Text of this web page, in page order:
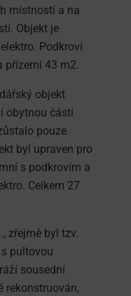
místností a na
Objekt je
Podkroví
přízemí 43 m2.
objekt
obytnou částí
pouze
byl upraven pro
s podkrovím a
Celkem 27
zřejmě byl tzv.
pultovou
sousední
rekonstruován,